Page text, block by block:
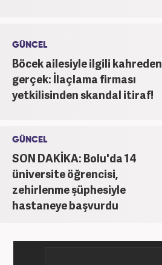
GÜNCEL
Böcek ailesiyle ilgili kahreden
gerçek: İlaçlama firması
yetkilisinden skandal itiraf!
GÜNCEL
SON DAKİKA: Bolu'da 14
üniversite öğrencisi,
zehirlenme şüphesiyle
hastaneye başvurdu